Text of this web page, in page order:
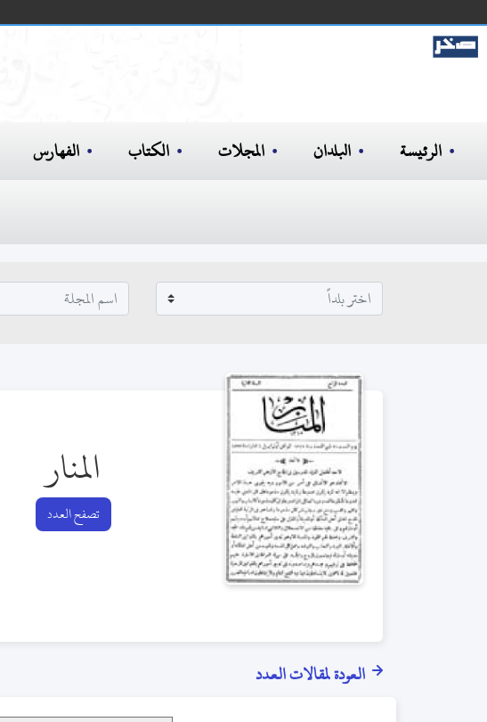
الرئيسة البلدان المجلات الكتاب الفهارس
المنار
تصفح العدد
العودة لمقالات العدد